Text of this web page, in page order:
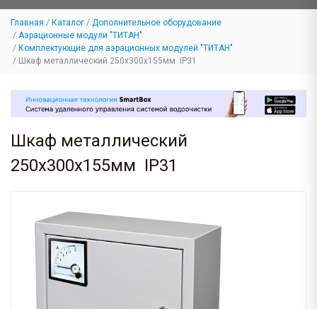
Главная Каталог
Дополнительное оборудование
Аэрационные модули "ТИТАН"
Комплектующие для аэрационных модулей "ТИТАН"
Шкаф металлический 250х300х155мм IP31
Шкаф металлический
250х300х155мм IP31